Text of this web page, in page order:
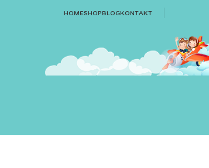
HOMESHOPBLOGKONTAKT